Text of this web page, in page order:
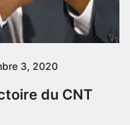
3, 2020
du CNT